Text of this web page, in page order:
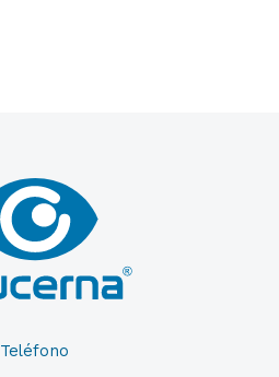
Teléfono